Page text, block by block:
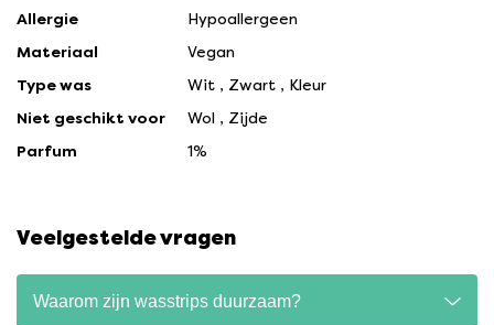
Allergie
Hypoallergeen
Materiaal
Vegan
Type was
Wit , Zwart , Kleur
Niet geschikt voor
Wol , Zijde
Parfum
1%
Veelgestelde vragen
Waarom zijn wasstrips duurzaam?